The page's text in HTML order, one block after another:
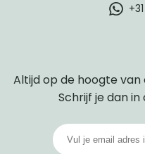
Altijd op de hoogte van
Schrijf je dan